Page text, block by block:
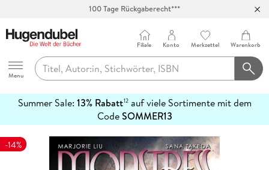
Hugendubel
Menu
Filiale Konto Merkzettel Warenkorb
Summer Sale: 13% Rabatt12auf viele Sortimente mit dem
CodeSOMMER13
erfahren
-14%